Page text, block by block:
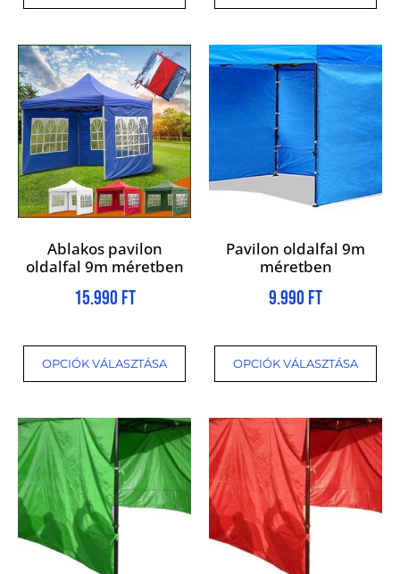
Ablakos pavilon
oldalfal 9m méretben
15.990 Ft
OPCIÓK VÁLASZTÁSA
Pavilon oldalfal 9m
méretben
9.990 Ft
OPCIÓK VÁLASZTÁSA